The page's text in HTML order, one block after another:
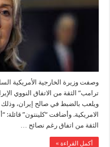
وصفت وزيرة الخارجية الأمريكية
ترامب” الثقة من الاتفاق النووي
ويلعب بالضبط في صالح إيران،
الامريكية. وأضافت “كلينتون”
الثقة من اتفاق رغم نصائح …
أكمل القراءة »